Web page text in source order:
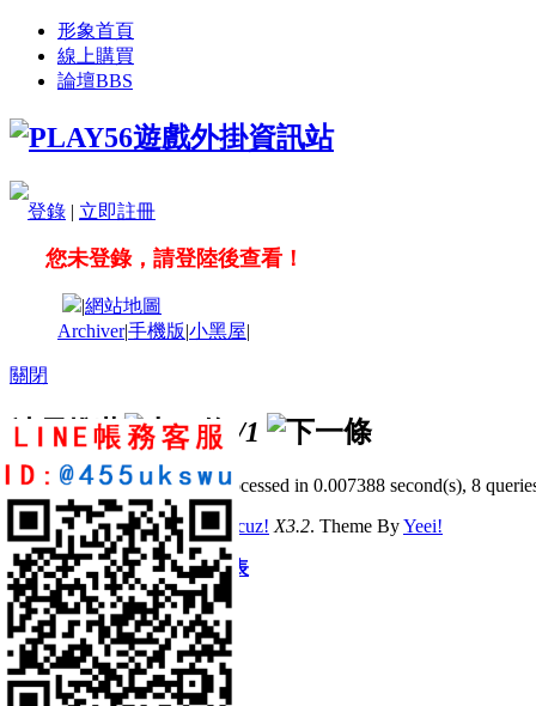
形象首頁
線上購買
論壇BBS
登錄 | 立即註冊
您未登錄，請登陸後查看！
|網站地圖
Archiver|手機版|小黑屋|
關閉
站長推薦 /1
GMT+8, 2026-8-6 20:57, Processed in 0.007388 second(s), 8
© 2001-2011 Powered byDiscuz! X3.2. Theme ByYeei!
快速回復 返回頂部 返回列表